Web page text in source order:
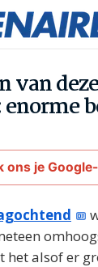
van
ons je
het alsof er